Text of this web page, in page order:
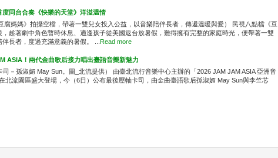
同台合奏《快樂的天堂》洋溢溫情
腐媽媽》拍攝空檔，帶著一雙兒女投入公益，以音樂陪伴長者，傳遞溫暖與愛） 民視八點檔《豆
趁著劇中角色暫時休息、適逢孩子從美國返台放暑假，難得擁有完整的家庭時光，便帶著一雙
長者，度過充滿意義的暑假。 ... Read more
ASIA！兩代金曲歌后接力唱出臺語音樂新魅力
司－孫淑媚 May Sun。圖_北流提供） 由臺北流行音樂中心主辦的「2026 JAM JAM ASIA 亞洲音
北流園區盛大登場，今（6日）公布最後壓軸卡司，由金曲臺語歌后孫淑媚 May Sun與李竺芯